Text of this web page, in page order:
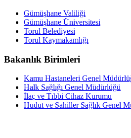
Gümüşhane Valiliği
Gümüşhane Üniversitesi
Torul Belediyesi
Torul Kaymakamlığı
Bakanlık Birimleri
Kamu Hastaneleri Genel
Halk Sağlığı Genel Müdürlüğü
İlaç ve Tıbbi Cihaz Kurumu
Hudut ve Sahiller Sağlık Genel